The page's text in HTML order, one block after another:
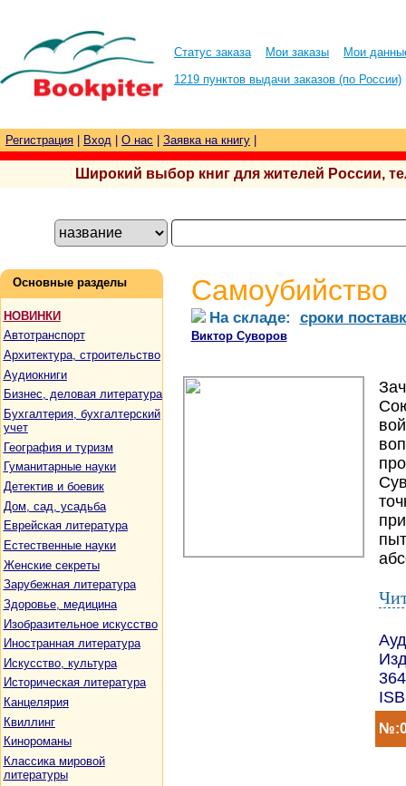
Статус заказа Мои заказы
Мои
1219 пунктов выдачи заказов (по России)
Регистрация Вход О нас Заявка на книгу
Широкий выбор книг для жителей России,
Основные разделы
НОВИНКИ
Автотранспорт
Архитектура, строительство
Аудиокниги
Бизнес, деловая литература
Бухгалтерия, бухгалтерский
учет
География и туризм
Гуманитарные науки
Детектив и боевик
Дом, сад, усадьба
Еврейская литература
Естественные науки
Женские секреты
Зарубежная литература
Здоровье, медицина
Изобразительное искусство
Иностранная литература
Искусство, культура
Историческая литература
Канцелярия
Квиллинг
Кинороманы
Классика мировой
литературы
Самоубийство
На складе: сроки
Виктор Суворов